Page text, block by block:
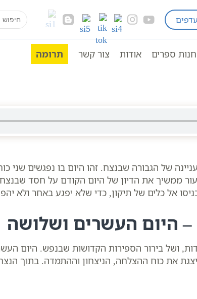
Search
for:
חנות ספרים אודות צור קשר תרומה
ספירת העומר לפי הקבלה מאת הרב שקד
ספירת העומר עשרים ושלושה יום – 23 ימים לעומר שיעור קבלה אונליין
של הגבורה שבנצח. זהו היום בו נפגשים שני
ממשיך את הדיון של היום הקודם על חסד
אל כלים של תיקון, כדי שלא יפגע באחר ולא
היום העשרים ושלושה
ושל בירור הספירות הקדושות שבנפש. היום
את כוח ההצלחה, הניצחון וההתמדה. בתוך